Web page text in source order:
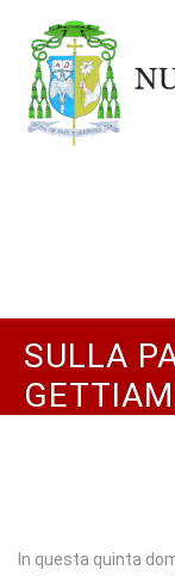
SULLA
In questa quinta